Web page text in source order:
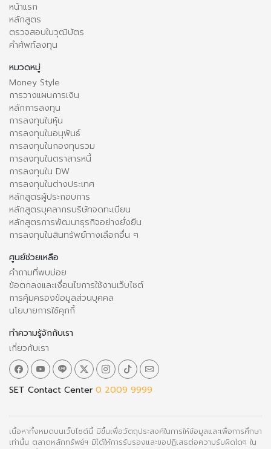
หน้าแรก
หลักสูตร
ตรวจสอบใบวุฒิบัตร
คำศัพท์ลงทุน
หมวดหมู่
Money Style
การวางแผนการเงิน
หลักการลงทุน
การลงทุนในหุ้น
การลงทุนในอนุพันธ์
การลงทุนในกองทุนรวม
การลงทุนในตราสารหนี้
การลงทุนใน DW
การลงทุนในต่างประเทศ
หลักสูตรผู้ประกอบการ
หลักสูตรบุคลากรบริษัทจดทะเบียน
หลักสูตรการพัฒนาธุรกิจอย่างยั่งยืน
การลงทุนในสินทรัพย์ทางเลือกอื่น ๆ
ศูนย์ช่วยเหลือ
คำถามที่พบบ่อย
ข้อตกลงและเงื่อนไขการใช้งานเว็บไซต์
การคุ้มครองข้อมูลส่วนบุคคล
นโยบายการใช้คุกกี้
ทำความรู้จักกับเรา
เกี่ยวกับเรา
SET Contact Center 0 2009 9999
เนื้อหาทั้งหมดบนเว็บไซต์นี้ มีขึ้นเพื่อวัตถุประสงค์ในการให้ข้อมูลและเพื่อการศึกษา
เท่านั้น ตลาดหลักทรัพย์ฯ มิได้ให้การรับรองและขอปฏิเสธต่อความรับผิดใดๆ ใน